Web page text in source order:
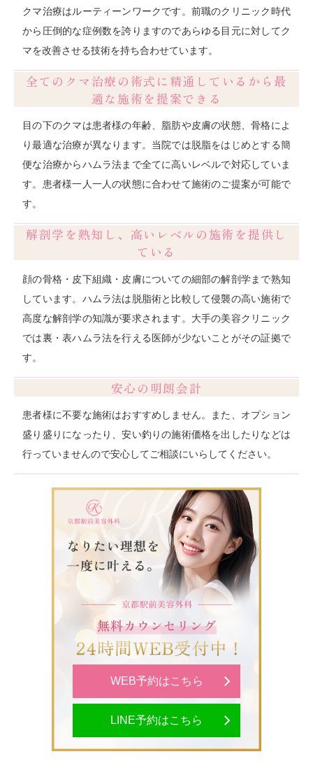
クマ治療はルーティーンワークです。前職のクリニック時代
から圧倒的な症例数を誇りますのであらゆる目元に対してク
マを改善させる技術を持ち合わせています。
全てのクマ治療の術式に精通しているから最
適な施術を提案できる
目の下のクマは患者様の年齢、脂肪や皮膚の状態、骨格によ
り最適な治療が異なります。当院では脱脂をはじめとする簡
便な治療からハムラ法まで全てに高いレベルで対応していま
す。患者様一人一人の状態に合わせて施術のご提案が可能で
す。
解剖学を熟知し、高いレベルの施術を提供し
ている
顔の骨格・皮下組織・皮膚についての細部の解剖学まで熟知
しています。ハムラ法は脱脂術と比較して侵襲の高い施術で
高度な解剖学の知識が要求されます。大手の美容クリニック
では裏・表ハムラ法を行える医師が少ないことがその証拠で
す。
安心の明朗会計
患者様に不要な施術はおすすめしません。また、オプション
盛り盛りになったり、安い釣りの施術価格を出したりなどは
行っていませんので安心してご相談にいらしてください。
WEB予約はこちら
LINE予約はこちら